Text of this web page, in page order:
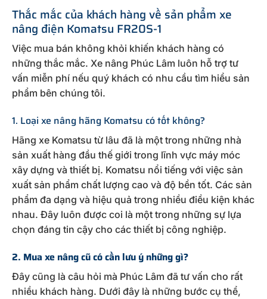
Thắc mắc của khách hàng về sản phẩm xe
nâng điện Komatsu FR20S-1
Việc mua bán không khỏi khiến khách hàng có
những thắc mắc. Xe nâng Phúc Lâm luôn hỗ trợ tư
vấn miễn phí nếu quý khách có nhu cầu tìm hiểu sản
phẩm bên chúng tôi.
1. Loại xe nâng hãng Komatsu có tốt không?
Hãng xe Komatsu từ lâu đã là một trong những nhà
sản xuất hàng đầu thế giới trong lĩnh vực máy móc
xây dựng và thiết bị. Komatsu nổi tiếng với việc sản
xuất sản phẩm chất lượng cao và độ bền tốt. Các sản
phẩm đa dạng và hiệu quả trong nhiều điều kiện khác
nhau. Đây luôn được coi là một trong những sự lựa
chọn đáng tin cậy cho các thiết bị công nghiệp.
2. Mua xe nâng cũ có cần lưu ý những gì?
Đây cũng là câu hỏi mà Phúc Lâm đã tư vấn cho rất
nhiều khách hàng. Dưới đây là những bước cụ thể,